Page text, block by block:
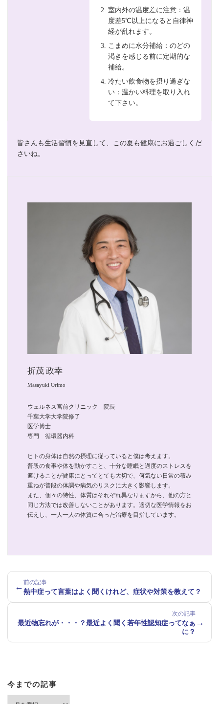
室内外の温度差に注意：温
度差5℃以上になると自律神
経が乱れます。
こまめに水分補給：のどの
渇きを感じる前に定期的な
補給。
冷たい飲食物を摂り過ぎな
い：温かい料理を取り入れ
て下さい。
皆さんも生活習慣を見直して、この夏も健康にお過ごしくだ
さいね。
折茂 政幸
Masayuki Orimo
ウェルネス宮前クリニック 院長
千葉大学大学院修了
医学博士
専門 循環器内科
ヒトの身体は自然の摂理に従っていると僕は考えます。
普段の食事や体を動かすこと、十分な睡眠と過度のストレスを
避けることが健康にとってとても大切で、何気ない日常の積み
重ねが普段の体調や病気のリスクに大きく影響します。
また、個々の特性、体質はそれぞれ異なりますから、他の方と
同じ方法では改善しないことがあります。適切な医学情報をお
伝えし、一人一人の体質に合った治療を目指しています。
← 前の記事
熱中症って言葉はよく聞くけれど、症状や対策を教えて？
次の記事
最近物忘れが・・・？最近よく聞く若年性認知症ってなぁ
に？
→
今までの記事